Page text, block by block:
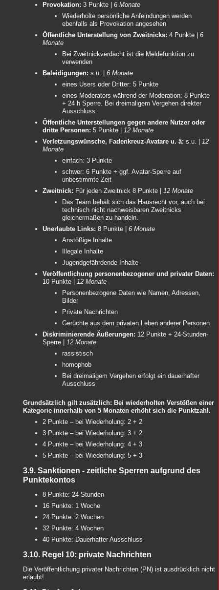
Provokation: 3 Punkte | 6 Monate
Wiederholte persönliche Anfeindungen werden
ebenfalls als Provokation angesehen
Öffentliche Unterstellung von Zweitnicks: 4 Punkte | 6
Monate
Bei Zweitnickverdacht ist die Meldefunktion zu
verwenden
Beleidigungen: s.u. | 6 Monate
eines Users oder Dritter: 5 Punkte
eines Moderators während der Moderation: 8 Punkte
+ 24 h Sperre. Bei dreimaligem Vergehen direkter
Ausschluss.
Öffentliche Unterstellungen gegen andere Nutzer oder
dritte Personen: 5 Punkte |
12 Monate
Verletzungswünsche, Fadenkreuz-Avatare u. ä: s.u. |
12
Monate
einfach: 3 Punkte
schwer: 6 Punkte + ggf. Avatar-Sperre auf
unbestimmte Zeit
Zweitnick: Für jeden Zweitnick 8 Punkte |
12 Monate
Das Team behält sich das Hausrecht vor, auch bei
technisch nicht nachweisbaren Zweitnicks
gleichermaßen zu handeln.
Unerlaubte Links: 8 Punkte | 6 Monate
Anstößige Inhalte
Illegale Inhalte
Jugendgefährdende Inhalte
Veröffentlichung personenbezogener und privater Daten:
10 Punkte |
12 Monate
Personenbezogene Daten wie Namen, Adressen,
Bilder
Private Nachrichten
Gerüchte aus dem privaten Leben anderer Personen
Diskriminierende Äußerungen: 12 Punkte + 24-Stunden-
Sperre |
12 Monate
rassistisch
homophob
Bei dreimaligem Vergehen erfolgt ein dauerhafter
Ausschluss
Grundsätzlich gilt zusätzlich: Bei wiederholten Verstößen einer
Kategorie innerhalb von 5 Monaten erhöht sich die Punktzahl.
2 Punkte – bei Wiederholung: 2 + 2
3 Punkte – bei Wiederholung: 3 + 2
4 Punkte – bei Wiederholung: 4 + 3
5 Punkte – bei Wiederholung: 5 + 3
3.9. Sanktionen - zeitliche Sperren aufgrund des
Punktekontos
8 Punkte: 24 Stunden
16 Punkte: 1 Woche
24 Punkte: 2 Wochen
32 Punkte: 4 Wochen
40 Punkte: Dauerhafter Ausschluss
3.10. Regel 10: private Nachrichten
Die Veröffentlichung privater Nachrichten (PN) ist ausdrücklich nicht
erlaubt!